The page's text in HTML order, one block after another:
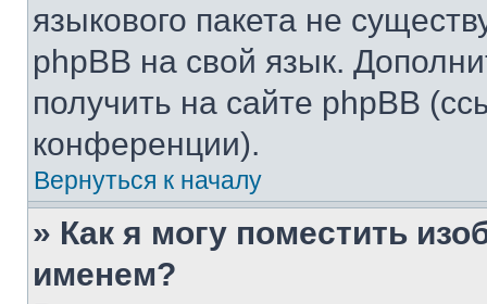
языкового пакета не
phpBB на свой язык.
получить на сайте phpBB
конференции).
Вернуться к началу
» Как я могу поместить
именем?